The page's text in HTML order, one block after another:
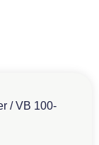
/VB 100-